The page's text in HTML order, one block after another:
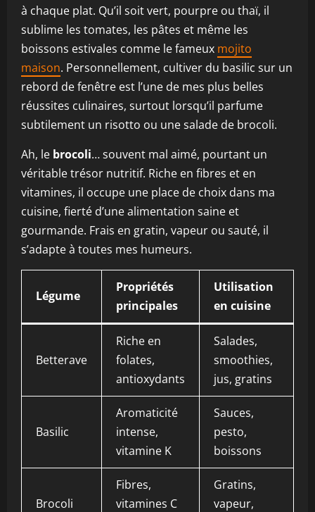
à chaque plat. Qu’il soit vert, pourpre ou thaï, il
sublime les tomates, les pâtes et même les
boissons estivales comme le fameux mojito
maison. Personnellement, cultiver du basilic sur un
rebord de fenêtre est l’une de mes plus belles
réussites culinaires, surtout lorsqu’il parfume
subtilement un risotto ou une salade de brocoli.
Ah, le brocoli… souvent mal aimé, pourtant un
véritable trésor nutritif. Riche en fibres et en
vitamines, il occupe une place de choix dans ma
cuisine, fierté d’une alimentation saine et
gourmande. Frais en gratin, vapeur ou sauté, il
s’adapte à toutes mes humeurs.
Légume
Propriétés
principales
Utilisation
en cuisine
Betterave
Riche en
folates,
antioxydants
Salades,
smoothies,
jus, gratins
Basilic
Aromaticité
intense,
vitamine K
Sauces,
pesto,
boissons
Brocoli
Fibres,
vitamines C
Gratins,
vapeur,